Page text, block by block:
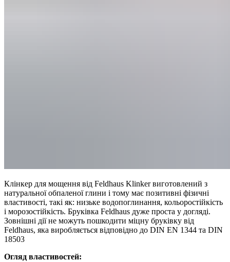
Клінкер для мощення від Feldhaus Klinker виготовлений з
натуральної обпаленої глини і тому має позитивні фізичні
властивості, такі як: низьке водопоглинання, кольоростійкість
і морозостійкість. Бруківка Feldhaus дуже проста у догляді.
Зовнішні дії не можуть пошкодити міцну бруківку від
Feldhaus, яка виробляється відповідно до DIN EN 1344 та DIN
18503
Огляд властивостей: